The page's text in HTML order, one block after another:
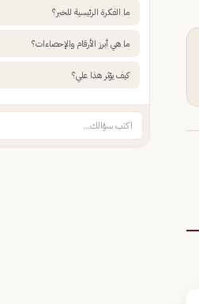
ما الفكرة الرئيسية للخبر؟
ما هي أبرز الأرقام والإحصاءات؟
كيف يؤثر هذا علي؟